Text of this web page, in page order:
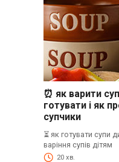
⏰ як варити
готувати і як
супчики
⏳ як готувати супи
варіння супів дітям
20 хв.